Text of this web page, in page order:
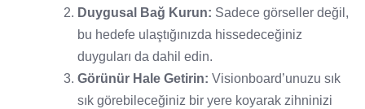
Duygusal Bağ Kurun: Sadece görseller değil,
bu hedefe ulaştığınızda hissedeceğiniz
duyguları da dahil edin.
Görünür Hale Getirin: Visionboard’unuzu sık
sık görebileceğiniz bir yere koyarak zihninizi